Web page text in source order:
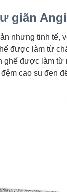
giãn
nhưng tinh tế,
được làm từ
được làm từ
cao su đen